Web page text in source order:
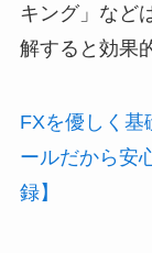
キング」など
解すると効果
FXを優しく基
ールだから安
録】